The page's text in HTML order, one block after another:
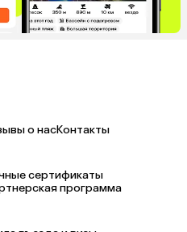
о насКонтакты
сертификаты
программа